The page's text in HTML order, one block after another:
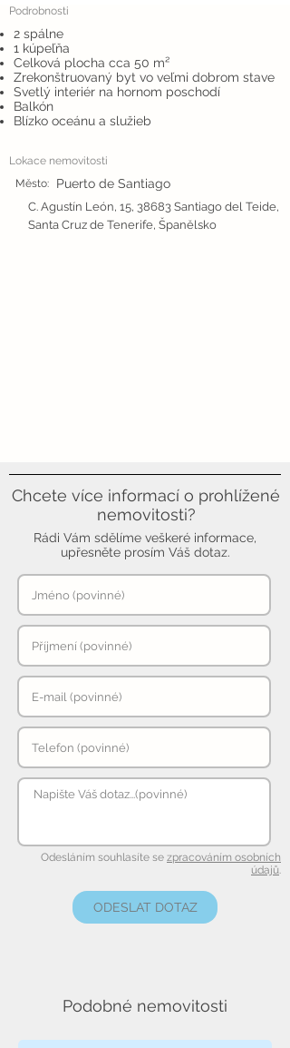
Podrobnosti
2 spálne
1 kúpeľňa
Celková plocha cca 50 m²
Zrekonštruovaný byt vo veľmi dobrom stave
Svetlý interiér na hornom poschodí
Balkón
Blízko oceánu a služieb
Lokace nemovitosti
Město:
Puerto de Santiago
C. Agustín León, 15, 38683 Santiago del Teide,
Santa Cruz de Tenerife, Španělsko
Chcete více informací o prohlížené
nemovitosti?
Rádi Vám sdělíme veškeré informace,
upřesněte prosím Váš dotaz.
Odesláním souhlasíte se zpracováním osobních
údajů.
ODESLAT DOTAZ
Podobné nemovitosti